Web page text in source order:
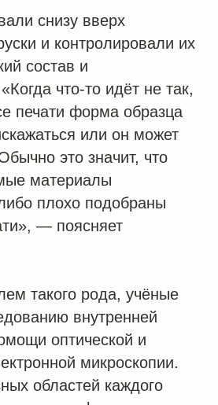
снизу вверх
и контролировали их
состав и
что-то идёт не так,
печати форма образца
или он может
это значит, что
материалы
плохо подобраны
— поясняет
такого рода, учёные
внутренней
оптической и
микроскопии.
областей каждого